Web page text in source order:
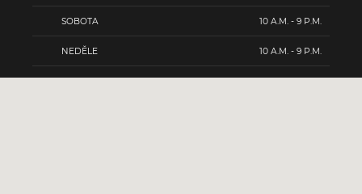
SOBOTA 10 A.M. - 9 P.M.
NEDĚLE 10 A.M. - 9 P.M.